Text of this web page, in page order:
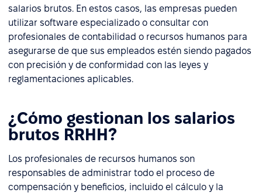
salarios brutos. En estos casos, las empresas pueden
utilizar software especializado o consultar con
profesionales de contabilidad o recursos humanos para
asegurarse de que sus empleados estén siendo pagados
con precisión y de conformidad con las leyes y
reglamentaciones aplicables.
¿Cómo gestionan los salarios
brutos RRHH?
Los profesionales de recursos humanos son
responsables de administrar todo el proceso de
compensación y beneficios, incluido el cálculo y la